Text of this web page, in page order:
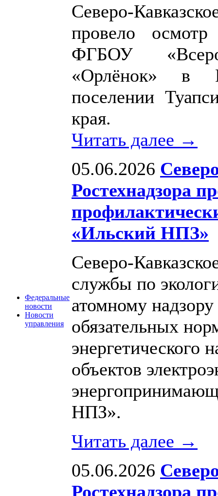
Федеральные
новости
Новости
управления
Северо-
провело
ФГБОУ
«Орлёнок» в
поселении
края.
Читать далее →
05.06.2026
Ростехнадзора
«Ильский НПЗ»
Северо-
службы по
атомному
обязательных
энергетического
объектов
НПЗ».
Читать далее →
05.06.2026
Ростехнадзора